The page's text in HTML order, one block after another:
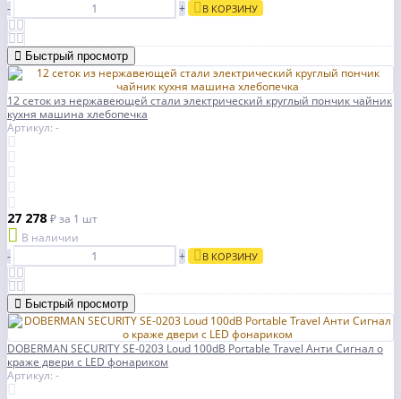
-
+ В КОРЗИНУ
Быстрый просмотр
12 сеток из нержавеющей стали электрический круглый пончик чайник
кухня машина хлебопечка
Артикул: -
27 278 ₽за 1 шт
В наличии
-
+ В КОРЗИНУ
Быстрый просмотр
DOBERMAN SECURITY SE-0203 Loud 100dB Portable Travel Анти Сигнал о
краже двери с LED фонариком
Артикул: -